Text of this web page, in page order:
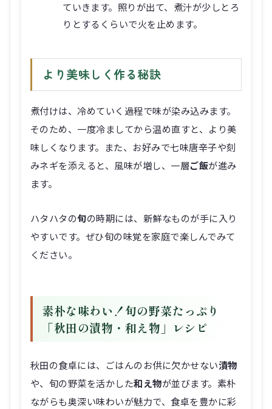
ていきます。照りが出て、煮汁が少しとろ
りとするくらいで火を止めます。
より美味しく作る秘訣
煮付けは、冷めていく過程で味が染み込みます。
そのため、一度冷ましてから温め直すと、より美
味しくなります。また、お好みで七味唐辛子や刻
みネギを添えると、風味が増し、一層ご飯が進み
ます。
ハタハタの旬の時期には、新鮮なものが手に入り
やすいです。ぜひ旬の味覚を家庭で楽しんでみて
ください。
素朴な味わい！旬の野菜たっぷり
「秋田の漬物・和え物」レシピ
秋田の食卓には、ごはんのお供に欠かせない漬物
や、旬の野菜を活かした和え物が並びます。素朴
ながらも奥深い味わいが魅力で、食卓を豊かに彩